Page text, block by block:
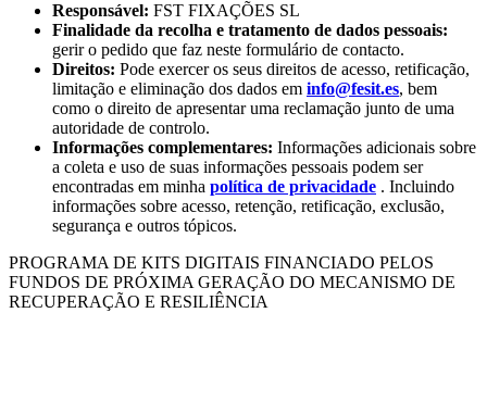
Responsável: FST FIXAÇÕES SL
Finalidade da recolha e tratamento de dados pessoais:
gerir o pedido que faz neste formulário de contacto.
Direitos: Pode exercer os seus direitos de acesso, retificação,
limitação e eliminação dos dados em info@fesit.es, bem
como o direito de apresentar uma reclamação junto de uma
autoridade de controlo.
Informações complementares: Informações adicionais sobre
a coleta e uso de suas informações pessoais podem ser
encontradas em minha política de privacidade . Incluindo
informações sobre acesso, retenção, retificação, exclusão,
segurança e outros tópicos.
PROGRAMA DE KITS DIGITAIS FINANCIADO PELOS
FUNDOS DE PRÓXIMA GERAÇÃO DO MECANISMO DE
RECUPERAÇÃO E RESILIÊNCIA